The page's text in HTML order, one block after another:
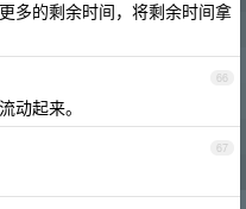
多的剩余时间，将剩余时间拿
66
动起来。
67